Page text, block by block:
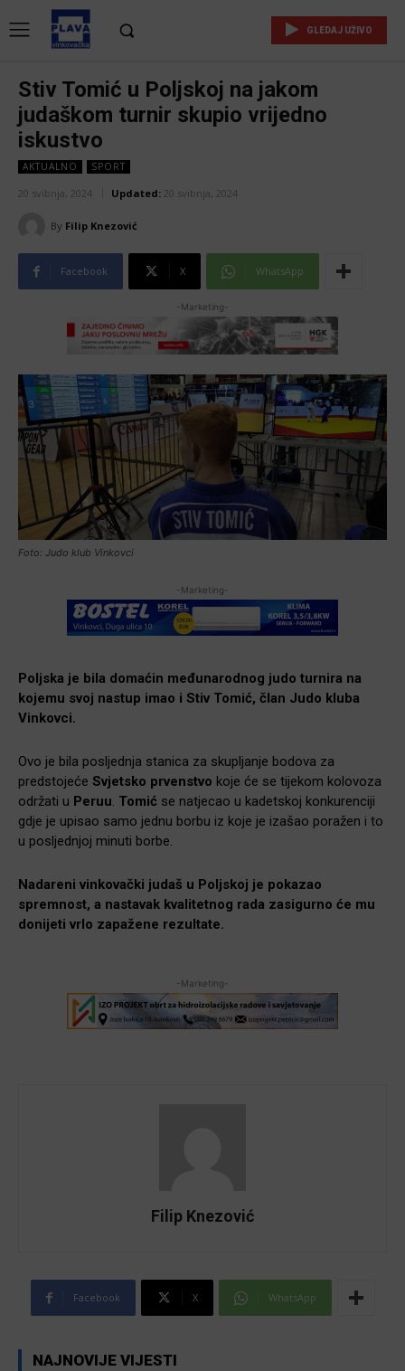
GLEDAJ UŽIVO
Stiv Tomić u Poljskoj na jakom
judaškom turnir skupio vrijedno
iskustvo
AKTUALNO SPORT
20 svibnja, 2024 Updated: 20 svibnja, 2024
By Filip Knezović
Facebook X WhatsApp
-Marketing-
Foto: Judo klub Vinkovci
-Marketing-
Poljska je bila domaćin međunarodnog judo turnira na
kojemu svoj nastup imao i Stiv Tomić, član Judo kluba
Vinkovci.
Ovo je bila posljednja stanica za skupljanje bodova za
predstojeće Svjetsko prvenstvo koje će se tijekom kolovoza
održati u Peruu. Tomić se natjecao u kadetskoj konkurenciji
gdje je upisao samo jednu borbu iz koje je izašao poražen i to
u posljednjoj minuti borbe.
Nadareni vinkovački judaš u Poljskoj je pokazao
spremnost, a nastavak kvalitetnog rada zasigurno će mu
donijeti vrlo zapažene rezultate.
-Marketing-
Filip Knezović
Facebook X WhatsApp
NAJNOVIJE VIJESTI